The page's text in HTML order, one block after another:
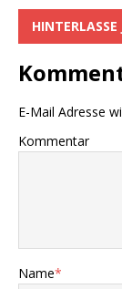
k
E-Mail Adresse
Kommentar
Name*